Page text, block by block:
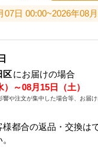
07日 00:00~2026年08
区にお届けの場合
～08月15日（土）
響や注文が集中した場合等、お届
様都合の返品・交換は